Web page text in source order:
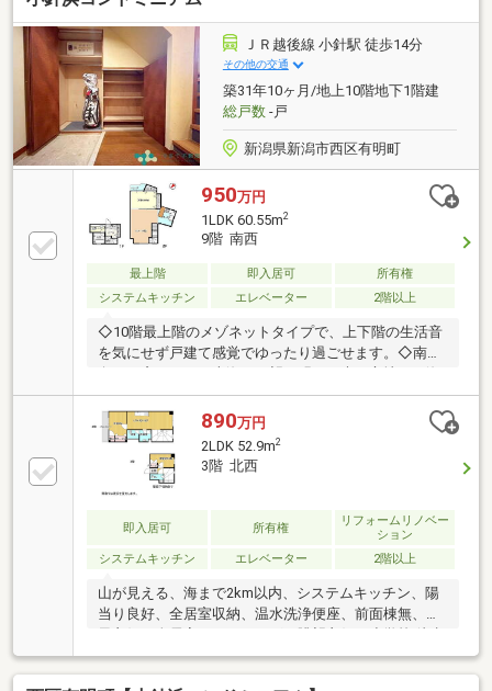
良好〇オートロック付きの2階で防犯面も安心〇床、
壁紙など状態良好■□ローン支払例□■月々33，874円
※物件価格を金利1％・35年で借入した場合
ＪＲ越後線 小針駅 徒歩14分
その他の交通
築31年10ヶ月/地上10階地下1階建
総戸数-戸
新潟県新潟市西区有明町
950万円
1LDK 60.55m2
9階 南西
最上階 即入居可
所有権
システムキッチン
エレベーター 2階以上
◇10階最上階のメゾネットタイプで、上下階の生活音
を気にせず戸建て感覚でゆったり過ごせます。◇南西
風が室内に満ち渡る設計。◇お料理に集中しやすいU
字型キッチンを採用し、効率的な家事動線で日々の調
理も快適です。◇オートロック、宅配ボックスを完備
しており、毎日の暮らしを安全かつスムーズにサポー
トしてくれます。◇スーパーやドラッグストアも身近
に揃う住環境で、毎日のお買い物も楽々。
890万円
2LDK 52.9m2
3階 北西
即入居可 所有権
リフォームリノベー
ション
システムキッチン
エレベーター 2階以上
山が見える、海まで2km以内、システムキッチン、陽
当り良好、全居室収納、温水洗浄便座、前面棟無、通
10分以内、エレベーター、宅配ボックス、整備された
歩道、固定資産税・都市計画税額約91300円/令和8年